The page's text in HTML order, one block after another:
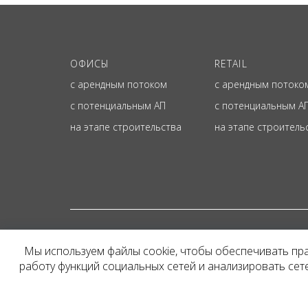
ОФИСЫ
с арендным потоком
с потенциальным АП
на этапе строительства
RETAIL
с арендным
с потенциальным
на этапе
Представленная на
и не является
Мы используем файлы cookie, чтобы обеспечивать
работу функций социальных сетей и анализировать